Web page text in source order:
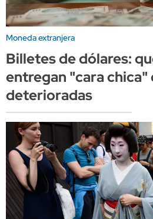
Moneda extranjera
Billetes de dólares:
entregan "cara chica"
deterioradas